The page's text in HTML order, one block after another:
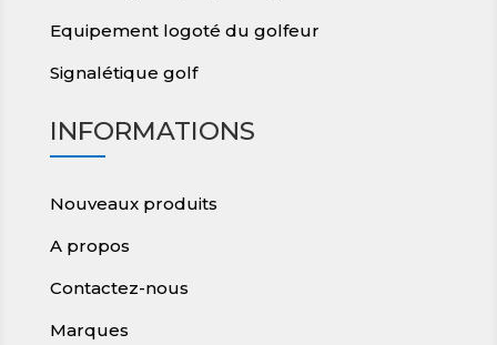
Equipement logoté du golfeur
Signalétique golf
INFORMATIONS
Nouveaux produits
A propos
Contactez-nous
Marques